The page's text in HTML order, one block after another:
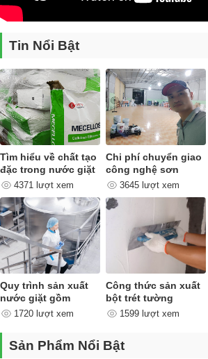
Để được tư vấn về máy trộn phân bón
liên hệ với chúng tôi qua thông tin
CÔNG TY TNHH TM & QC NET VIỆT
Địa chỉ: 16, Phan Trọng Tuệ, Thanh Trì, Hà Nội
Xưởng sản xuất : Cầu Tuân, Yên Nghĩa, Hà
Điện thoại:0943.188.318 – 0989.188.318
Email: congnghesonnuocnano@gmail.com
Website :maykhuay.vn
Tin Nổi Bật
Tìm hiểu về chất tạo
đặc trong nước giặt
4371 lượt xem
Chi phí chuyển giao
công nghệ sơn
3645 lượt xem
Quy trình sản xuất
nước giặt gồm
những công đoạn
1720 lượt xem
Công thức sản xuất
bột trét tường
1599 lượt xem
Sản Phẩm Nổi Bật